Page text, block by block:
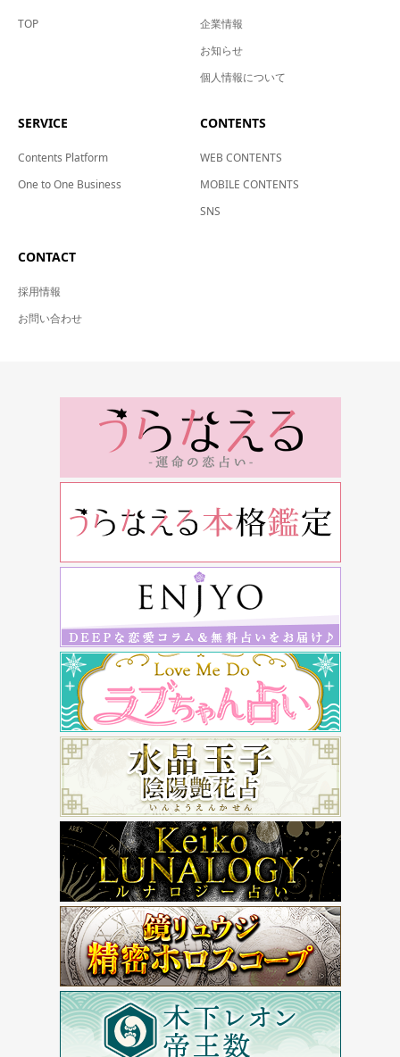
TOP
企業情報
お知らせ
個人情報について
SERVICE
Contents Platform
One to One Business
CONTENTS
WEB CONTENTS
MOBILE CONTENTS
SNS
CONTACT
採用情報
お問い合わせ